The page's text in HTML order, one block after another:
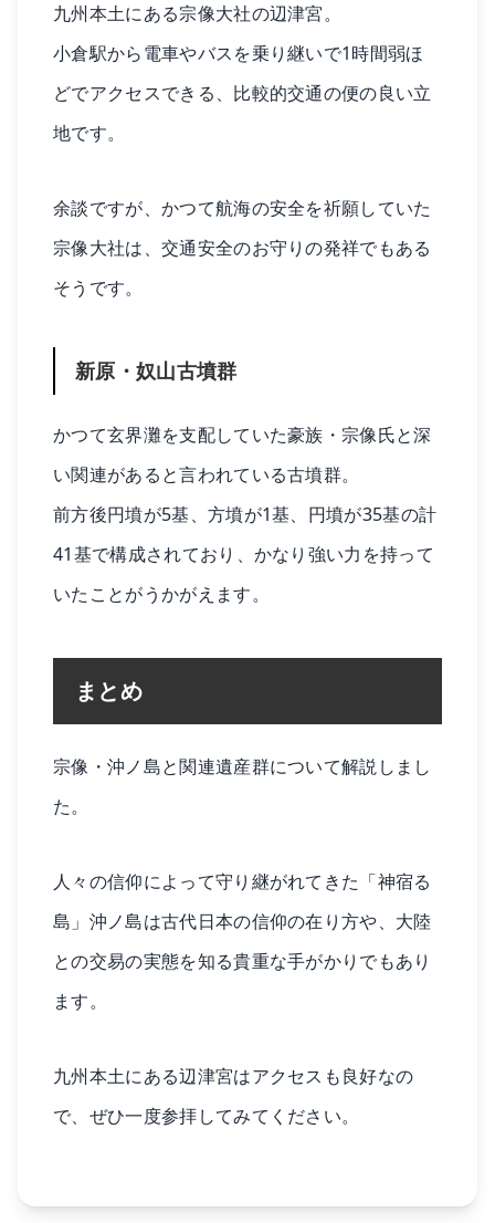
九州本土にある宗像大社の辺津宮。
小倉駅から電車やバスを乗り継いで1時間弱ほ
どでアクセスできる、比較的交通の便の良い立
地です。
余談ですが、かつて航海の安全を祈願していた
宗像大社は、交通安全のお守りの発祥でもある
そうです。
新原・奴山古墳群
かつて玄界灘を支配していた豪族・宗像氏と深
い関連があると言われている古墳群。
前方後円墳が5基、方墳が1基、円墳が35基の計
41基で構成されており、かなり強い力を持って
いたことがうかがえます。
まとめ
宗像・沖ノ島と関連遺産群について解説しまし
た。
人々の信仰によって守り継がれてきた「神宿る
島」沖ノ島は古代日本の信仰の在り方や、大陸
との交易の実態を知る貴重な手がかりでもあり
ます。
九州本土にある辺津宮はアクセスも良好なの
で、ぜひ一度参拝してみてください。